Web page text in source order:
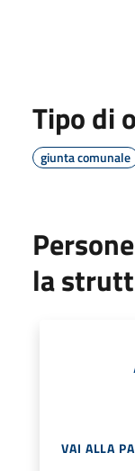
Tipo di
giunta comunale
la
VAI ALLA